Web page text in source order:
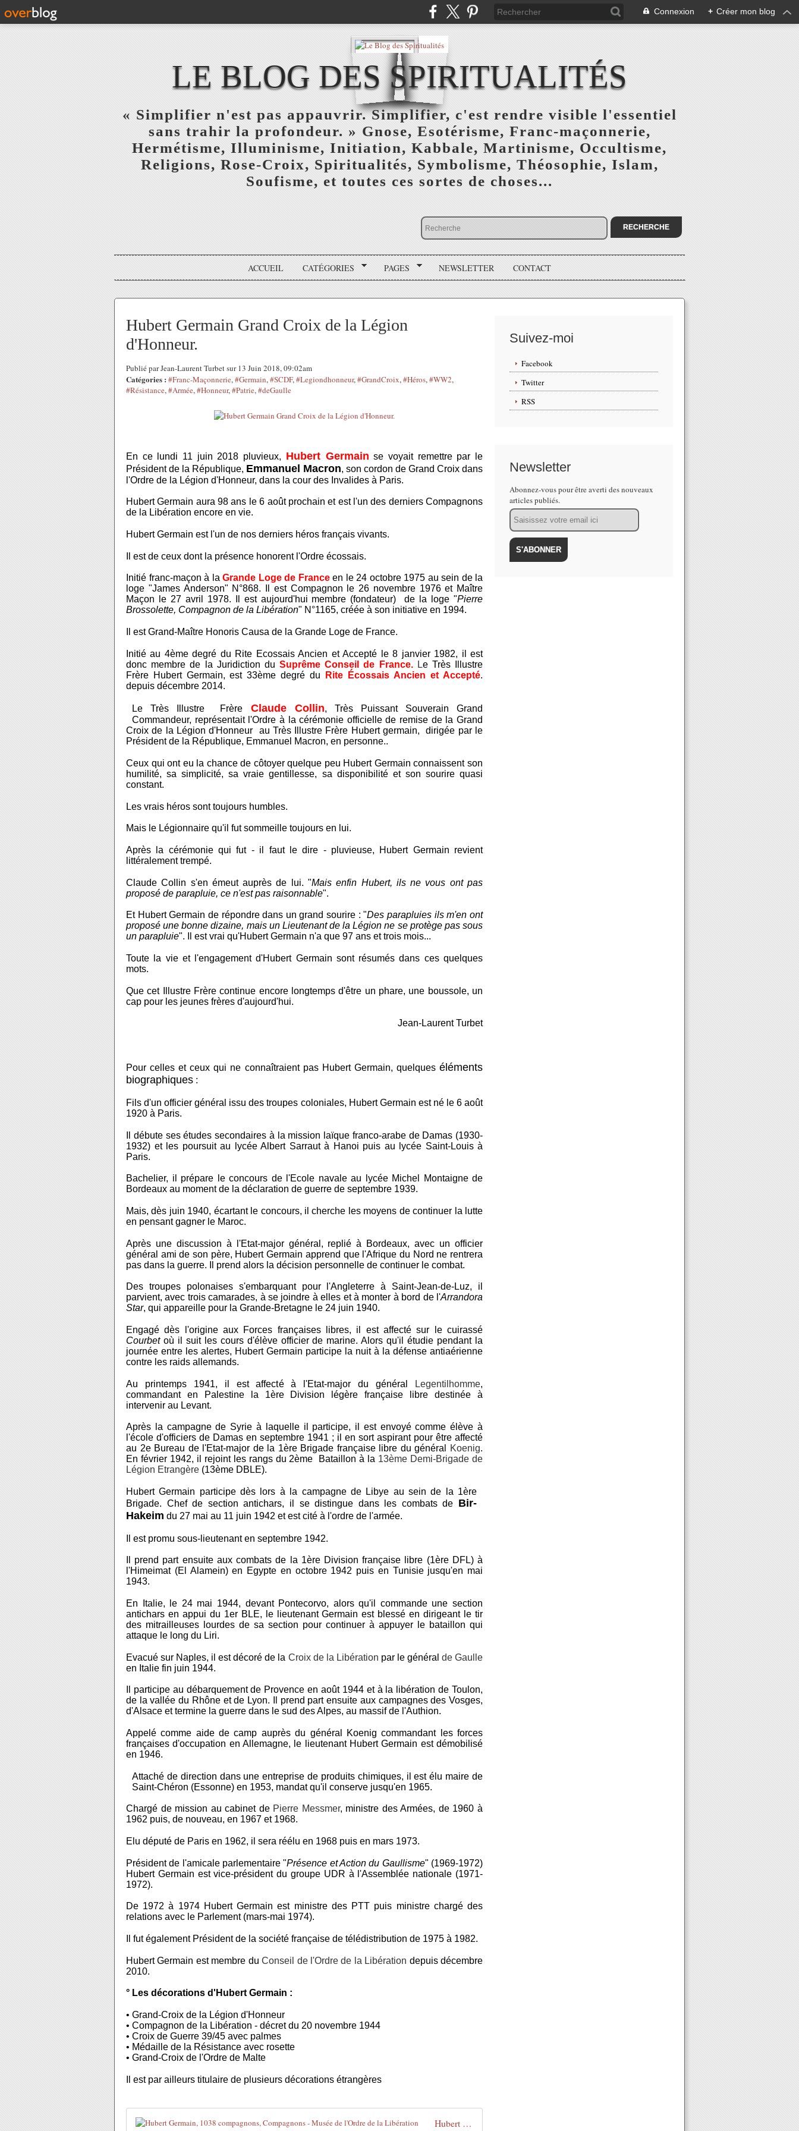
Connexion + Créer mon blog
LE BLOG DES SPIRITUALITÉS
« Simplifier n'est pas appauvrir. Simplifier, c'est rendre visible l'essentiel
sans trahir la profondeur. » Gnose, Esotérisme, Franc-maçonnerie,
Hermétisme, Illuminisme, Initiation, Kabbale, Martinisme, Occultisme,
Religions, Rose-Croix, Spiritualités, Symbolisme, Théosophie, Islam,
Soufisme, et toutes ces sortes de choses...
ACCUEIL CATÉGORIES PAGES NEWSLETTER CONTACT
Hubert Germain Grand Croix de la Légion
d'Honneur.
Publié par Jean-Laurent Turbet sur 13 Juin 2018, 09:02am
Catégories : #Franc-Maçonnerie,#Germain,#SCDF,#Legiondhonneur,#GrandCroix,#Héros,#WW2,
#Résistance,#Armée,#Honneur,#Patrie,#deGaulle
En ce lundi 11 juin 2018 pluvieux, Hubert Germain se voyait remettre par le
Président de la République, Emmanuel Macron, son cordon de Grand Croix dans
l'Ordre de la Légion d'Honneur, dans la cour des Invalides à Paris.
Hubert Germain aura 98 ans le 6 août prochain et est l'un des derniers Compagnons
de la Libération encore en vie.
Hubert Germain est l'un de nos derniers héros français vivants.
Il est de ceux dont la présence honorent l'Ordre écossais.
Initié franc-maçon à la Grande Loge de Franceen le 24 octobre 1975 au sein de la
loge "James Anderson" N°868. Il est Compagnon le 26 novembre 1976 et Maître
Maçon le 27 avril 1978. Il est aujourd'hui membre (fondateur) de la loge "Pierre
Brossolette, Compagnon de la Libération" N°1165, créée à son initiative en 1994.
Il est Grand-Maître Honoris Causa de la Grande Loge de France.
Initié au 4ème degré du Rite Ecossais Ancien et Accepté le 8 janvier 1982, il est
donc membre de la Juridiction du Suprême Conseil de France. Le Très Illustre
Frère Hubert Germain, est 33ème degré du
Rite Écossais Ancien et Accepté.
depuis décembre 2014.
Le Très Illustre Frère Claude Collin, Très Puissant Souverain Grand
Commandeur, représentait l'Ordre à la cérémonie officielle de remise de la Grand
Croix de la Légion d'Honneur au Très Illustre Frère Hubert germain, dirigée par le
Président de la République, Emmanuel Macron, en personne..
Ceux qui ont eu la chance de côtoyer quelque peu Hubert Germain connaissent son
humilité, sa simplicité, sa vraie gentillesse, sa disponibilité et son sourire quasi
constant.
Les vrais héros sont toujours humbles.
Mais le Légionnaire qu'il fut sommeille toujours en lui.
Après la cérémonie qui fut - il faut le dire - pluvieuse, Hubert Germain revient
littéralement trempé.
Claude Collin s'en émeut auprès de lui. "Mais enfin Hubert, ils ne vous ont pas
proposé de parapluie, ce n'est pas raisonnable".
Et Hubert Germain de répondre dans un grand sourire : "Des parapluies ils m'en ont
proposé une bonne dizaine, mais un Lieutenant de la Légion ne se protège pas sous
un parapluie". Il est vrai qu'Hubert Germain n'a que 97 ans et trois mois...
Toute la vie et l'engagement d'Hubert Germain sont résumés dans ces quelques
mots.
Que cet Illustre Frère continue encore longtemps d'être un phare, une boussole, un
cap pour les jeunes frères d'aujourd'hui.
Jean-Laurent Turbet
Pour celles et ceux qui ne connaîtraient pas Hubert Germain, quelques éléments
biographiques :
Fils d'un officier général issu des troupes coloniales, Hubert Germain est né le 6 août
1920 à Paris.
Il débute ses études secondaires à la mission laïque franco-arabe de Damas (1930-
1932) et les poursuit au lycée Albert Sarraut à Hanoi puis au lycée Saint-Louis à
Paris.
Bachelier, il prépare le concours de l'Ecole navale au lycée Michel Montaigne de
Bordeaux au moment de la déclaration de guerre de septembre 1939.
Mais, dès juin 1940, écartant le concours, il cherche les moyens de continuer la lutte
en pensant gagner le Maroc.
Après une discussion à l'Etat-major général, replié à Bordeaux, avec un officier
général ami de son père, Hubert Germain apprend que l'Afrique du Nord ne rentrera
pas dans la guerre. Il prend alors la décision personnelle de continuer le combat.
Des troupes polonaises s'embarquant pour l'Angleterre à Saint-Jean-de-Luz, il
parvient, avec trois camarades, à se joindre à elles et à monter à bord de l'Arrandora
Star, qui appareille pour la Grande-Bretagne le 24 juin 1940.
Engagé dès l'origine aux Forces françaises libres, il est affecté sur le cuirassé
Courbet où il suit les cours d'élève officier de marine. Alors qu'il étudie pendant la
journée entre les alertes, Hubert Germain participe la nuit à la défense antiaérienne
contre les raids allemands.
Au printemps 1941, il est affecté à l'Etat-major du général Legentilhomme,
commandant en Palestine la 1ère Division légère française libre destinée à
intervenir au Levant.
Après la campagne de Syrie à laquelle il participe, il est envoyé comme élève à
l'école d'officiers de Damas en septembre 1941 ; il en sort aspirant pour être affecté
au 2e Bureau de l'Etat-major de la 1ère Brigade française libre du général
Koenig.
En février 1942, il rejoint les rangs du 2ème Bataillon à la 13ème Demi-Brigade de
Légion Etrangère (13ème DBLE).
Hubert Germain participe dès lors à la campagne de Libye au sein de la 1ère
Brigade. Chef de section antichars, il se distingue dans les combats de Bir-
Hakeim du 27 mai au 11 juin 1942 et est cité à l'ordre de l'armée.
Il est promu sous-lieutenant en septembre 1942.
Il prend part ensuite aux combats de la 1ère Division française libre (1ère DFL) à
l'Himeimat (El Alamein) en Egypte en octobre 1942 puis en Tunisie jusqu'en mai
1943.
En Italie, le 24 mai 1944, devant Pontecorvo, alors qu'il commande une section
antichars en appui du 1er BLE, le lieutenant Germain est blessé en dirigeant le tir
des mitrailleuses lourdes de sa section pour continuer à appuyer le bataillon qui
attaque le long du Liri.
Evacué sur Naples, il est décoré de la Croix de la Libération par le général de Gaulle
en Italie fin juin 1944.
Il participe au débarquement de Provence en août 1944 et à la libération de Toulon,
de la vallée du Rhône et de Lyon. Il prend part ensuite aux campagnes des Vosges,
d'Alsace et termine la guerre dans le sud des Alpes, au massif de l'Authion.
Appelé comme aide de camp auprès du général Koenig commandant les forces
françaises d'occupation en Allemagne, le lieutenant Hubert Germain est démobilisé
en 1946.
Attaché de direction dans une entreprise de produits chimiques, il est élu maire de
Saint-Chéron (Essonne) en 1953, mandat qu'il conserve jusqu'en 1965.
Chargé de mission au cabinet de Pierre Messmer, ministre des Armées, de 1960 à
1962 puis, de nouveau, en 1967 et 1968.
Elu député de Paris en 1962, il sera réélu en 1968 puis en mars 1973.
Président de l'amicale parlementaire "Présence et Action du Gaullisme" (1969-1972)
Hubert Germain est vice-président du groupe UDR à l'Assemblée nationale (1971-
1972).
De 1972 à 1974 Hubert Germain est ministre des PTT puis ministre chargé des
relations avec le Parlement (mars-mai 1974).
Il fut également Président de la société française de télédistribution de 1975 à 1982.
Hubert Germain est membre duConseil de l'Ordre de la Libération depuis décembre
2010.
° Les décorations d'Hubert Germain :
• Grand-Croix de la Légion d'Honneur
• Compagnon de la Libération - décret du 20 novembre 1944
• Croix de Guerre 39/45 avec palmes
• Médaille de la Résistance avec rosette
• Grand-Croix de l'Ordre de Malte
Il est par ailleurs titulaire de plusieurs décorations étrangères
Hubert Germain, 1038 compagnons, Compagnons - Musée de l'Ordre de la Libération
Suivez-moi
Facebook
Twitter
RSS
Newsletter
Abonnez-vous pour être averti des nouveaux
articles publiés.
Email